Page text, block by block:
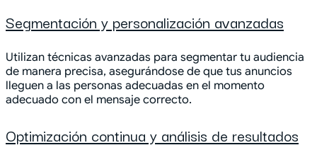
Segmentación y personalización avanzadas
Utilizan técnicas avanzadas para segmentar tu audiencia
de manera precisa, asegurándose de que tus anuncios
lleguen a las personas adecuadas en el momento
adecuado con el mensaje correcto.
Optimización continua y análisis de resultados